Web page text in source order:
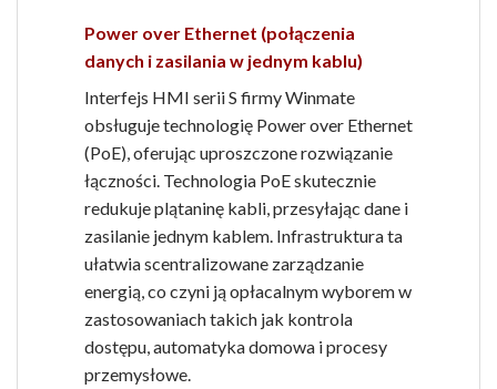
Power over Ethernet (połączenia
danych i zasilania w jednym kablu)
Interfejs HMI serii S firmy Winmate
obsługuje technologię Power over Ethernet
(PoE), oferując uproszczone rozwiązanie
łączności. Technologia PoE skutecznie
redukuje plątaninę kabli, przesyłając dane i
zasilanie jednym kablem. Infrastruktura ta
ułatwia scentralizowane zarządzanie
energią, co czyni ją opłacalnym wyborem w
zastosowaniach takich jak kontrola
dostępu, automatyka domowa i procesy
przemysłowe.